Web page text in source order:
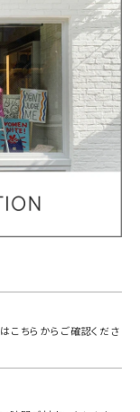
こちらからご確認くださ